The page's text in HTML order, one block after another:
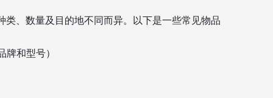
类、数量及目的地不同而异。以下是一些常见物品
牌和型号）